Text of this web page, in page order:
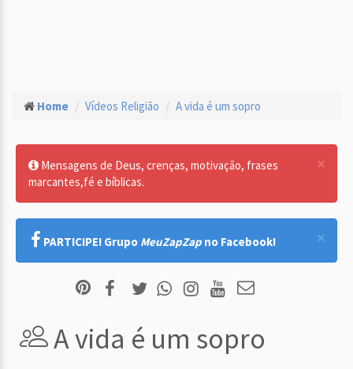
Home Vídeos Religião A vida é um sopro
×
Mensagens de Deus, crenças, motivação, frases
marcantes,fé e bíblicas.
×
PARTICIPE! Grupo MeuZapZap no Facebook!
A vida é um sopro